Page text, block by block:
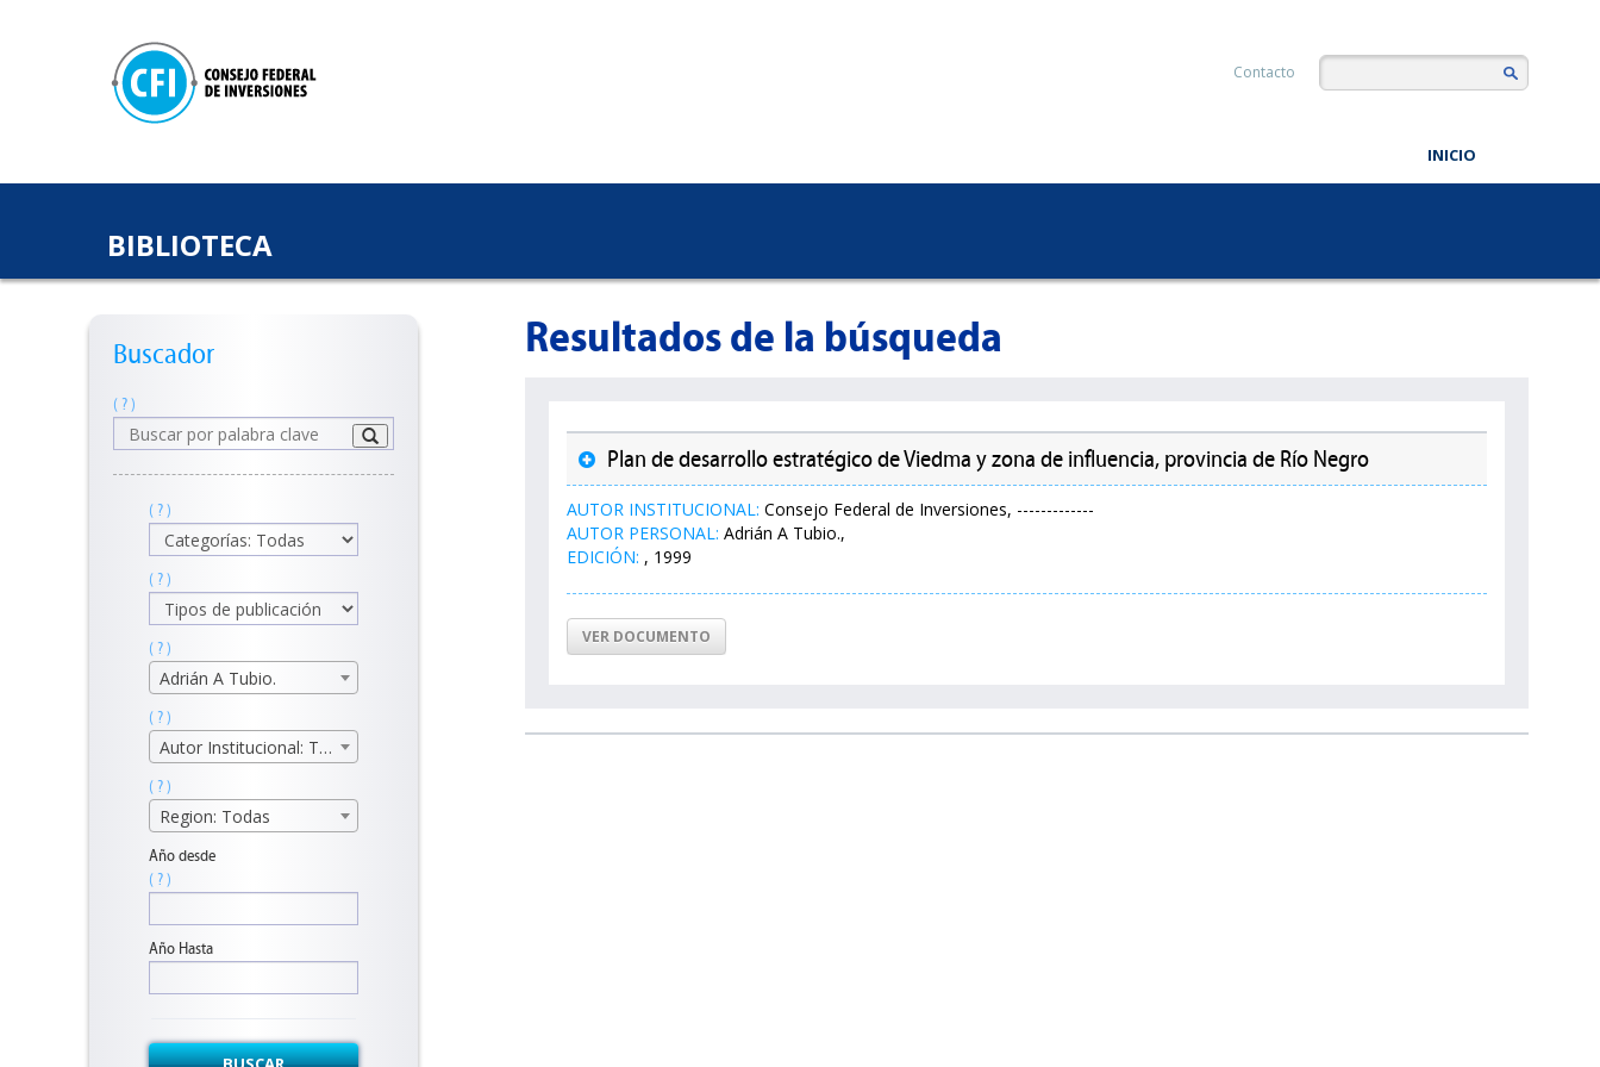
Contacto
INICIO
BIBLIOTECA
Buscador
( ? )
( ? )
( ? )
( ? )
Adrián A Tubio.
( ? )
Autor Institucional: Todos
( ? )
Region: Todas
Año desde
( ? )
Año Hasta
Resultados de la búsqueda
Plan de desarrollo estratégico de Viedma y zona de influencia, provincia de Río Negro
AUTOR INSTITUCIONAL: Consejo Federal de Inversiones, -------------
AUTOR PERSONAL: Adrián A Tubio.,
EDICIÓN: , 1999
VER DOCUMENTO